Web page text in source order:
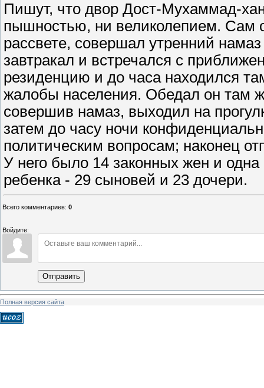
Пишут, что двор Дост-Мухаммад-
пышностью, ни великолепием. Сам
рассвете, совершал утренний
завтракал и встречался с
резиденцию и до часа находился
жалобы населения. Обедал он там
совершив намаз, выходил на
затем до часу ночи
политическим вопросам; наконец
У него было 14 законных жен и
ребенка - 29 сыновей и 23 дочери.
Всего комментариев: 0
Войдите:
Отправить
Полная версия сайта